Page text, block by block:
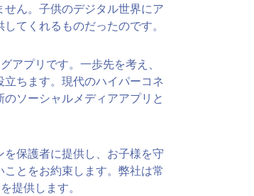
ん。子供のデジタル世界にア
てくれるものだったのです。
アプリです。一歩先を考え、
ちます。現代のハイパーコネ
ソーシャルメディアアプリと
保護者に提供し、お子様を守
とをお約束します。弊社は常
提供します。